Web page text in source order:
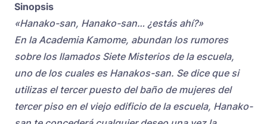
Sinopsis
«Hanako-san, Hanako-san… ¿estás ahí?»
En la Academia Kamome, abundan los rumores
sobre los llamados Siete Misterios de la escuela,
uno de los cuales es Hanakos-san. Se dice que si
utilizas el tercer puesto del baño de mujeres del
tercer piso en el viejo edificio de la escuela, Hanako-